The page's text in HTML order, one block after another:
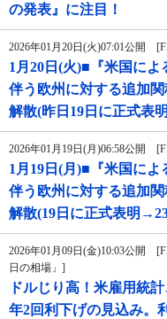
の発表』に注目！
2026年01月20日(火)07:01公開
1月20日(火)■『米国に
伴う欧州に対する追加
解散(昨日19日に正式表
2026年01月19日(月)06:58公開
1月19日(月)■『米国に
伴う欧州に対する追加
解散(19日に正式表明
2026年01月09日(金)10:03公開
日の相場」]
ドルじり高！米雇用統
年2回利下げの見込み。